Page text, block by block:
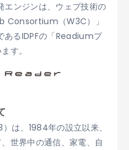
エンジンは、ウェブ技術の
Consortium（W3C）」
あるIDPFの「Readiumプ
す。
は、1984年の設立以来、
世界中の通信、家電、自